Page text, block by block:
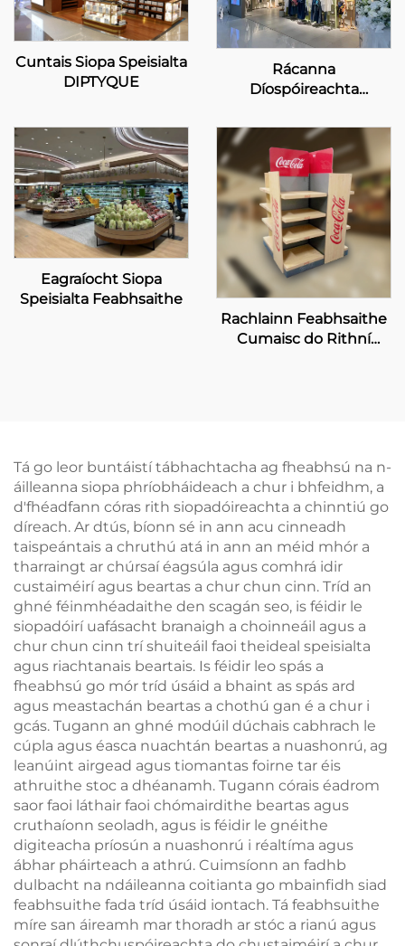
Cuntais Siopa Speisialta
DIPTYQUE
Rácanna
Díospóireachta
- INDICIA
Eagraíocht Siopa
Speisialta Feabhsaithe
Rachlainn Feabhsaithe
Cumaisc do Rithní
Tá go leor buntáistí tábhachtacha ag fheabhsú na n-
áilleanna siopa phríobháideach a chur i bhfeidhm, a
d'fhéadfann córas rith siopadóireachta a chinntiú go
díreach. Ar dtús, bíonn sé in ann acu cinneadh
taispeántais a chruthú atá in ann an méid mhór a
tharraingt ar chúrsaí éagsúla agus comhrá idir
custaiméirí agus beartas a chur chun cinn. Tríd an
ghné féinmhéadaithe den scagán seo, is féidir le
siopadóirí uafásacht branaigh a choinneáil agus a
chur chun cinn trí shuiteáil faoi theideal speisialta
agus riachtanais beartais. Is féidir leo spás a
fheabhsú go mór tríd úsáid a bhaint as spás ard
agus meastachán beartas a chothú gan é a chur i
gcás. Tugann an ghné modúil dúchais cabhrach le
cúpla agus éasca nuachtán beartas a nuashonrú, ag
leanúint airgead agus tiomantas foirne tar éis
athruithe stoc a dhéanamh. Tugann córais éadrom
saor faoi láthair faoi chómairdithe beartas agus
cruthaíonn seoladh, agus is féidir le gnéithe
digiteacha príosún a nuashonrú i réaltíma agus
ábhar pháirteach a athrú. Cuimsíonn an fadhb
dulbacht na ndáileanna coitianta go mbainfidh siad
feabhsuithe fada tríd úsáid iontach. Tá feabhsuithe
míre san áireamh mar thoradh ar stóc a rianú agus